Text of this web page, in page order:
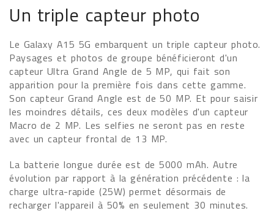
Un triple capteur photo
Le Galaxy A15 5G embarquent un triple capteur photo.
Paysages et photos de groupe bénéficieront d'un
capteur Ultra Grand Angle de 5 MP, qui fait son
apparition pour la première fois dans cette gamme.
Son capteur Grand Angle est de 50 MP. Et pour saisir
les moindres détails, ces deux modèles d'un capteur
Macro de 2 MP. Les selfies ne seront pas en reste
avec un capteur frontal de 13 MP.
La batterie longue durée est de 5000 mAh. Autre
évolution par rapport à la génération précédente : la
charge ultra-rapide (25W) permet désormais de
recharger l'appareil à 50% en seulement 30 minutes.